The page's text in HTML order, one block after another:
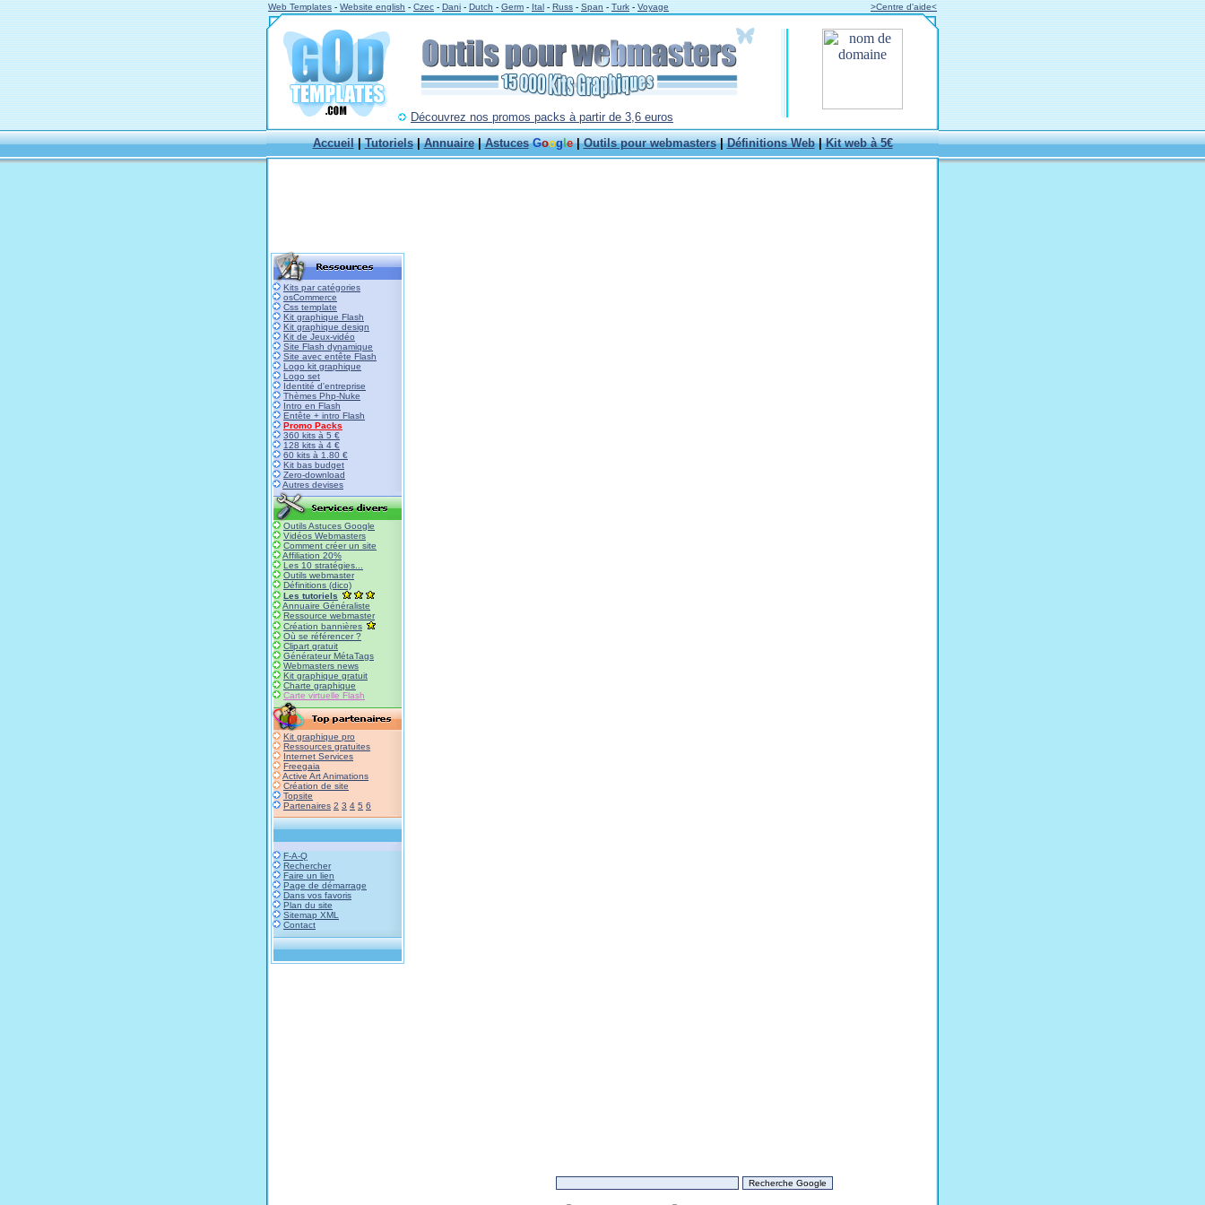
Web Templates - Website english - Czec - Dani - Dutch - Germ - Ital - Russ - Span - Turk - Voyage >Centre d'aide<
Découvrez nos promos packs à partir de 3,6 euros
Accueil|Tutoriels|Annuaire|Astuces Google|Outils pour webmasters|Définitions Web|Kit web à 5€
Kits par catégories
osCommerce
Css template
Kit graphique Flash
Kit graphique design
Kit de Jeux-vidéo
Site Flash dynamique
Site avec entête Flash
Logo kit graphique
Logo set
Identité d'entreprise
Thèmes Php-Nuke
Intro en Flash
Entête + intro Flash
Promo Packs
360 kits à 5 €
128 kits à 4 €
60 kits à 1.80 €
Kit bas budget
Zero-download
Autres devises
Outils Astuces Google
Vidéos Webmasters
Comment créer un site
Affiliation 20%
Les 10 stratégies...
Outils webmaster
Définitions (dico)
Les tutoriels
Annuaire Généraliste
Ressource webmaster
Création bannières
Où se référencer ?
Clipart gratuit
Générateur MétaTags
Webmasters news
Kit graphique gratuit
Charte graphique
Carte virtuelle Flash
Kit graphique pro
Ressources gratuites
Internet Services
Freegaia
Active Art Animations
Création de site
Topsite
Partenaires 2 3 4 5 6
F-A-Q
Rechercher
Faire un lien
Page de démarrage
Dans vos favoris
Plan du site
Sitemap XML
Contact